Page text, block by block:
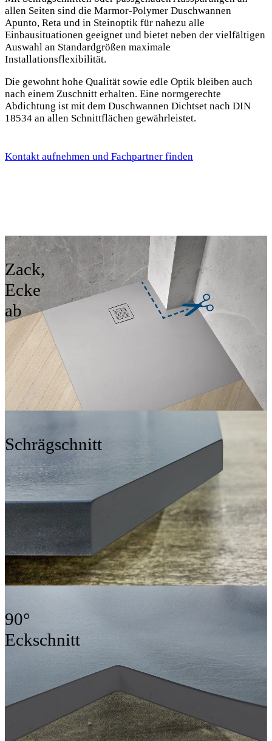
allen Seiten sind die Marmor-Polymer Duschwannen
Apunto, Reta und in Steinoptik für nahezu alle
Einbausituationen geeignet und bietet neben der vielfältigen
Auswahl an Standardgrößen maximale
Installationsflexibilität.
Die gewohnt hohe Qualität sowie edle Optik bleiben auch
nach einem Zuschnitt erhalten. Eine normgerechte
Abdichtung ist mit dem Duschwannen Dichtset nach DIN
18534 an allen Schnittflächen gewährleistet.
Kontakt aufnehmen und Fachpartner finden
Zack,
Ecke
ab
Schrägschnitt
90°
Eckschnitt